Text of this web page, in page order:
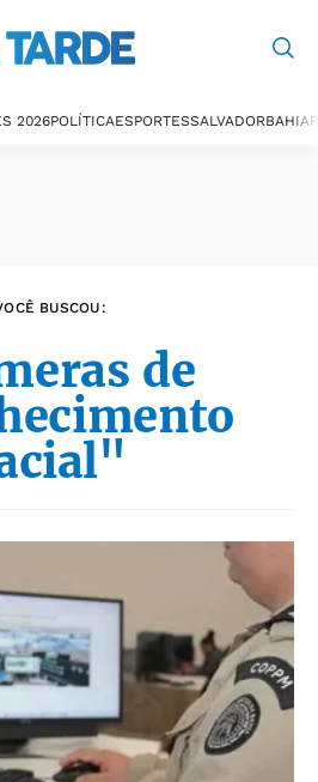
2026POLÍTICAESPORTESSALVADORBAHIA
BUSCOU:
de